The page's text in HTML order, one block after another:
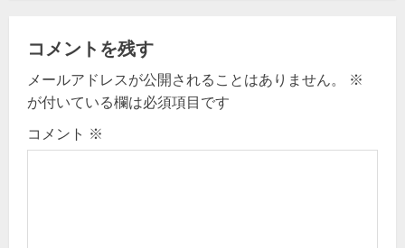
v
i
g
コメントを残す
メールアドレスが公開されることはありません。
※
が付いている欄は必須項目です
コメント ※